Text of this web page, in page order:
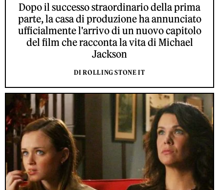
Dopo il successo straordinario della prima
parte, la casa di produzione ha annunciato
ufficialmente l'arrivo di un nuovo capitolo
del film che racconta la vita di Michael
Jackson
DI ROLLING STONE IT